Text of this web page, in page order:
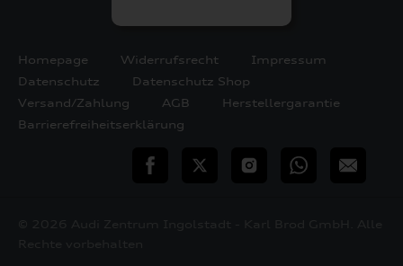
Homepage Widerrufsrecht
Impressum
Datenschutz
Datenschutz Shop
Versand/Zahlung
AGB
Herstellergarantie
Barrierefreiheitserklärung
teilen Twitter InstagramWhatsApp
E-